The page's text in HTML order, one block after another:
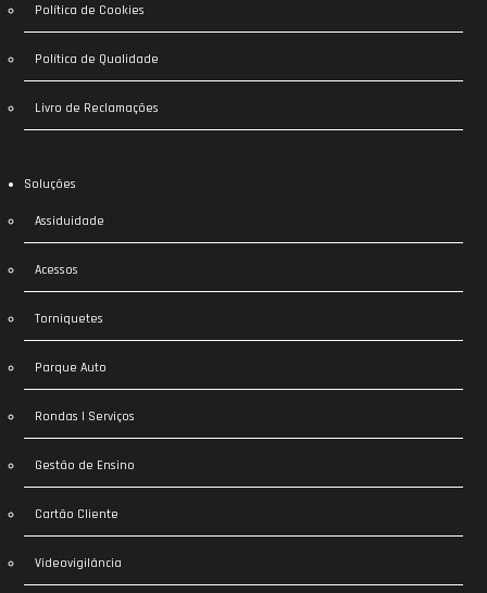
Política de Cookies
Política de Qualidade
Livro de Reclamações
Soluções
Assiduidade
Acessos
Torniquetes
Parque Auto
Rondas | Serviços
Gestão de Ensino
Cartão Cliente
Videovigilância